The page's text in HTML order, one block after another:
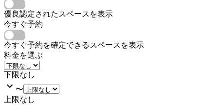
優良認定されたスペースを表示
今すぐ予約
今すぐ予約を確定できるスペースを表示
料金を選ぶ
下限なし
〜
上限なし